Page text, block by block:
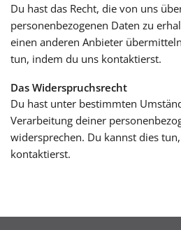
Du hast das Recht, die von uns
personenbezogenen Daten zu
einen anderen Anbieter
tun, indem du uns kontaktierst.
Das Widerspruchsrecht
Du hast unter bestimmten
Verarbeitung deiner
widersprechen. Du kannst dies
kontaktierst.